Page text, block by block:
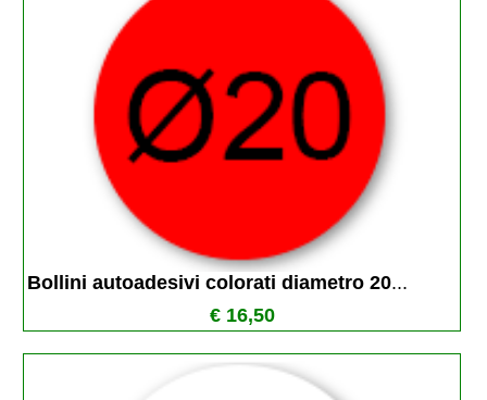
Bollini autoadesivi colorati diametro 20...
€ 16,50